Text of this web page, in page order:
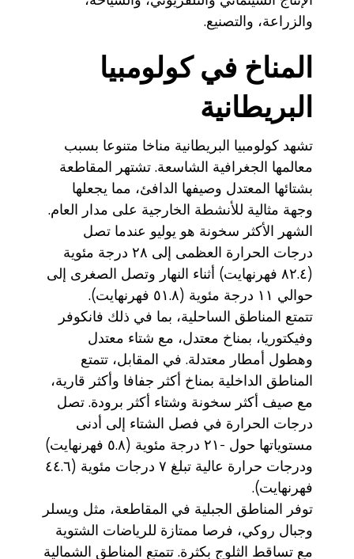
والزراعة، والتصنيع.
المناخ في كولومبيا
البريطانية
تشهد كولومبيا البريطانية مناخا متنوعا بسبب
معالمها الجغرافية الشاسعة. تشتهر المقاطعة
بشتائها المعتدل وصيفها الدافئ، مما يجعلها
وجهة مثالية للأنشطة الخارجية على مدار العام.
الشهر الأكثر سخونة هو يوليو عندما تصل
درجات الحرارة العظمى إلى ٢٨ درجة مئوية
(٨٢.٤ فهرنهايت) أثناء النهار وتصل الصغرى إلى
حوالي ١١ درجة مئوية (٥١.٨ فهرنهايت).
تتمتع المناطق الساحلية، بما في ذلك فانكوفر
وفيكتوريا، بمناخ معتدل، مع شتاء معتدل
وهطول أمطار معتدلة. في المقابل، تتمتع
المناطق الداخلية بمناخ أكثر جفافا وأكثر قارية،
مع صيف أكثر سخونة وشتاء أكثر برودة. تصل
درجات الحرارة في فصل الشتاء إلى أدنى
مستوياتها حول -٢١ درجة مئوية (٥.٨ فهرنهايت)
ودرجات حرارة عالية تبلغ ٧ درجات مئوية (٤٤.٦
فهرنهايت).
توفر المناطق الجبلية في المقاطعة، مثل ويسلر
وجبال روكي، فرصا ممتازة للرياضات الشتوية
مع تساقط الثلوج بكثرة. تتمتع المناطق الشمالية